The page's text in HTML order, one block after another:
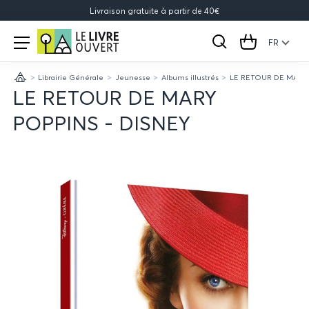
Livraison gratuite à partir de 40€
Le
Livre
Ouvert
Open
menu
Rechercher
Cart FR
AccueilLibrairie Générale Jeunesse Albums illustrés LE RETOUR DE
LE RETOUR DE MARY
POPPINS - DISNEY